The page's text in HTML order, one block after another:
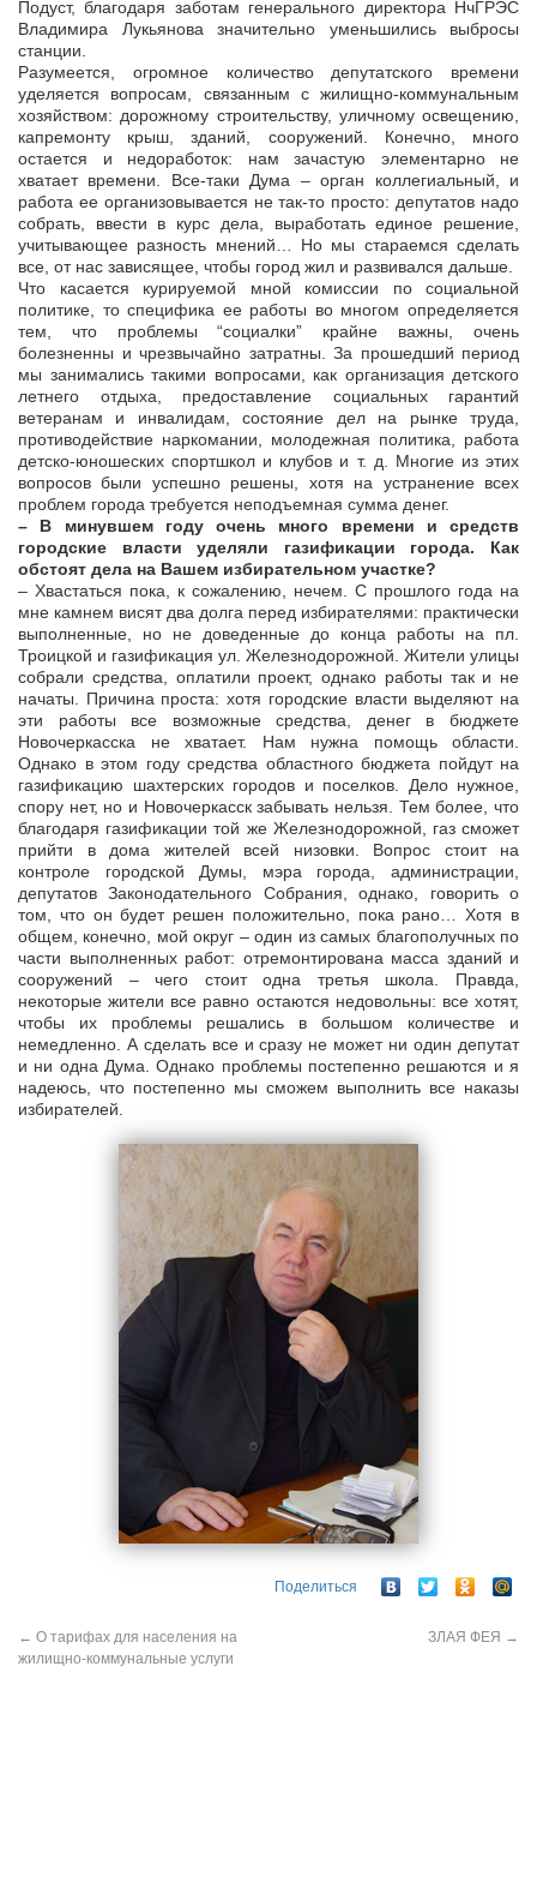
Подуст, благодаря заботам генерального директора НчГРЭС
Владимира Лукьянова значительно уменьшились выбросы
станции.
Разумеется, огромное количество депутатского времени
уделяется вопросам, связанным с жилищно-коммунальным
хозяйством: дорожному строительству, уличному освещению,
капремонту крыш, зданий, сооружений. Конечно, много
остается и недоработок: нам зачастую элементарно не
хватает времени. Все-таки Дума – орган коллегиальный, и
работа ее организовывается не так-то просто: депутатов надо
собрать, ввести в курс дела, выработать единое решение,
учитывающее разность мнений… Но мы стараемся сделать
все, от нас зависящее, чтобы город жил и развивался дальше.
Что касается курируемой мной комиссии по социальной
политике, то специфика ее работы во многом определяется
тем, что проблемы “социалки” крайне важны, очень
болезненны и чрезвычайно затратны. За прошедший период
мы занимались такими вопросами, как организация детского
летнего отдыха, предоставление социальных гарантий
ветеранам и инвалидам, состояние дел на рынке труда,
противодействие наркомании, молодежная политика, работа
детско-юношеских спортшкол и клубов и т. д. Многие из этих
вопросов были успешно решены, хотя на устранение всех
проблем города требуется неподъемная сумма денег.
– В минувшем году очень много времени и средств
городские власти уделяли газификации города. Как
обстоят дела на Вашем избирательном участке?
– Хвастаться пока, к сожалению, нечем. С прошлого года на
мне камнем висят два долга перед избирателями: практически
выполненные, но не доведенные до конца работы на пл.
Троицкой и газификация ул. Железнодорожной. Жители улицы
собрали средства, оплатили проект, однако работы так и не
начаты. Причина проста: хотя городские власти выделяют на
эти работы все возможные средства, денег в бюджете
Новочеркасска не хватает. Нам нужна помощь области.
Однако в этом году средства областного бюджета пойдут на
газификацию шахтерских городов и поселков. Дело нужное,
спору нет, но и Новочеркасск забывать нельзя. Тем более, что
благодаря газификации той же Железнодорожной, газ сможет
прийти в дома жителей всей низовки. Вопрос стоит на
контроле городской Думы, мэра города, администрации,
депутатов Законодательного Собрания, однако, говорить о
том, что он будет решен положительно, пока рано… Хотя в
общем, конечно, мой округ – один из самых благополучных по
части выполненных работ: отремонтирована масса зданий и
сооружений – чего стоит одна третья школа. Правда,
некоторые жители все равно остаются недовольны: все хотят,
чтобы их проблемы решались в большом количестве и
немедленно. А сделать все и сразу не может ни один депутат
и ни одна Дума. Однако проблемы постепенно решаются и я
надеюсь, что постепенно мы сможем выполнить все наказы
избирателей.
Поделиться
← О тарифах для населения на
жилищно-коммунальные услуги
ЗЛАЯ ФЕЯ →